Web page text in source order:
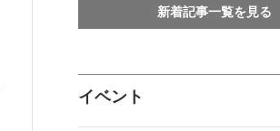
新着記事一覧を見る
イベント